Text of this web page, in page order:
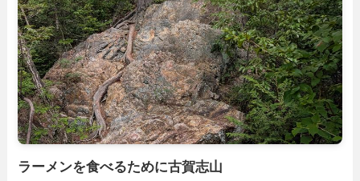
ラーメンを食べるために古賀志山